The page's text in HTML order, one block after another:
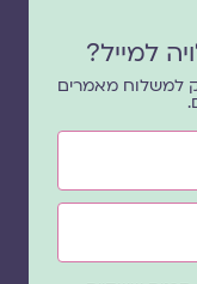
למייל?
למשלוח מאמרים